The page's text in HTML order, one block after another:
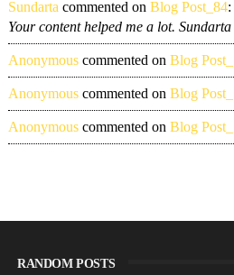
Sundarta commented on Blog Post_84:
Your content helped me a lot.
Anonymouscommented on Blog
Anonymouscommented on Blog
Anonymouscommented on Blog
RANDOM POSTS